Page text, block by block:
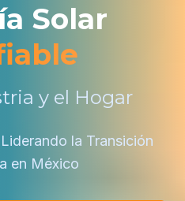
Solar
y el Hogar
la Transición
en México